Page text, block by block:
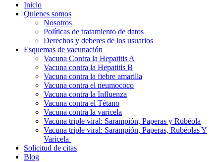
Inicio
Quienes somos
Nosotros
Políticas de tratamiento de datos
Derechos y deberes de los usuarios
Esquemas de vacunación
Vacuna Contra la Hepatitis A
Vacuna contra la Hepatitis B
Vacuna contra la fiebre amarilla
Vacuna contra el neumococo
Vacuna contra la Influenza
Vacuna contra el Tétano
Vacuna contra la varicela
Vacuna triple viral: Sarampión, Paperas y Rubéola
Vacuna triple viral: Sarampión, Paperas, Rubéolas Y
Varicela
Solicitud de citas
Blog